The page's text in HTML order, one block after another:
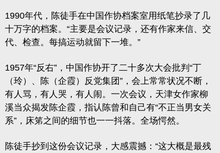
1990年代，陈徒手在中国作协档案室用纸笔抄录了几
十万字的档案。 “主要是会议记录，还有作家来信、交
代、检查。每搞运动就留下一堆。”
1957年“反右”，中国作协开了二十多次大会批判“丁
（玲）、陈（企霞）反党集团”，会上常常状况不断，
有人骂，有人哭，有人闹。一次会议，天津女作家柳
溪当众揭发陈企霞，指认陈曾和自己有“不正当男女关
系”，床笫之间的细节也一一抖落。全场愕然。
陈徒手抄到这份会议记录，大感震撼：“这大概是最残